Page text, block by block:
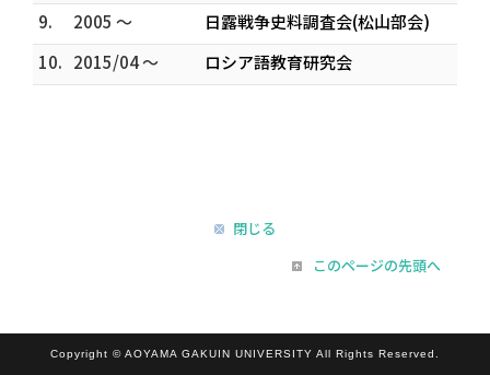
9.
2005 ～
日露戦争史料調査会(松山部会)
10. 2015/04 ～ ロシア語教育研究会
閉じる
このページの先頭へ
Copyright © AOYAMA GAKUIN UNIVERSITY All Rights Reserved.